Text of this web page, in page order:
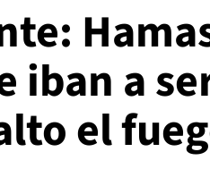
iban a
el